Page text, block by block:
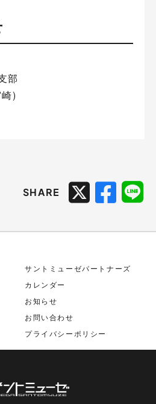
部
)
SHARE
サントミューゼパートナーズ
カレンダー
お知らせ
お問い合わせ
プライバシーポリシー